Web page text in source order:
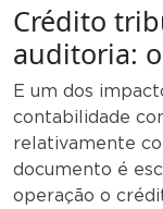
Crédito
auditoria:
E um dos
contabilidade
relativamente
documento é
operação o